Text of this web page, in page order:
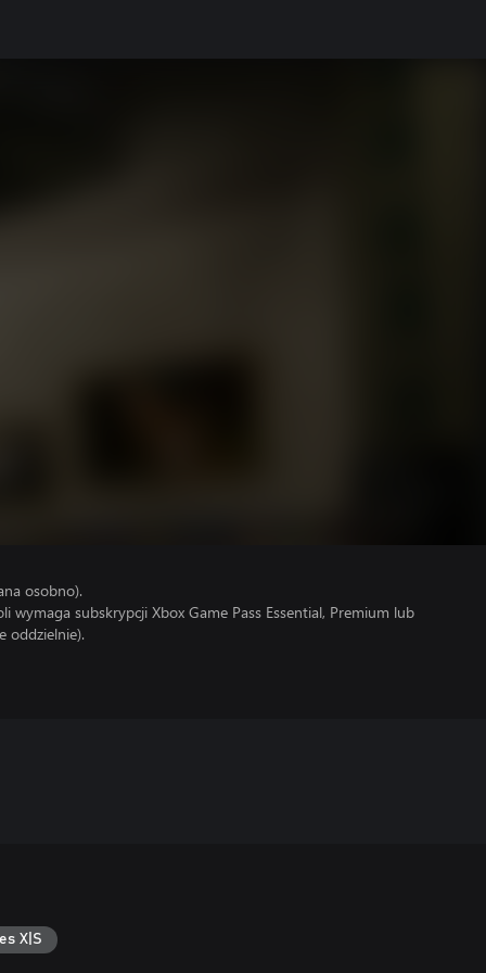
osobno).
wymaga subskrypcji Xbox Game Pass Essential, Premium lub
oddzielnie).
X|S